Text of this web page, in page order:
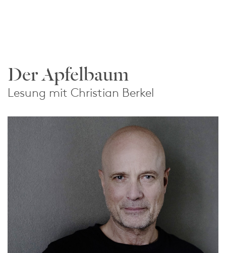
Der Apfelbaum
Lesung mit Christian Berkel